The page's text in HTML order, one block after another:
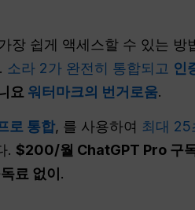
장 쉽게 액세스할 수 있는
소라 2가 완전히 통합되고 인
요 워터마크의 번거로움.
로 통합, 를 사용하여 최대 25
. $200/월 ChatGPT Pro 구
료 없이 .